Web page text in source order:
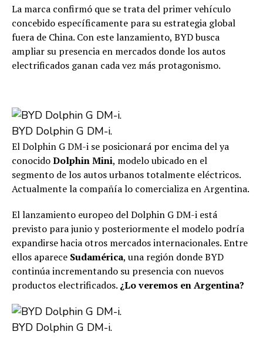
La marca confirmó que se trata del primer vehículo
concebido específicamente para su estrategia global
fuera de China. Con este lanzamiento, BYD busca
ampliar su presencia en mercados donde los autos
electrificados ganan cada vez más protagonismo.
BYD Dolphin G DM-i.
El Dolphin G DM-i se posicionará por encima del ya
conocidoDolphin Mini, modelo ubicado en el
segmento de los autos urbanos totalmente eléctricos.
Actualmente la compañía lo comercializa en Argentina.
El lanzamiento europeo del Dolphin G DM-i está
previsto para junio y posteriormente el modelo podría
expandirse hacia otros mercados internacionales. Entre
ellos aparece Sudamérica, una región donde BYD
continúa incrementando su presencia con nuevos
productos electrificados. ¿Lo veremos en Argentina?
BYD Dolphin G DM-i.